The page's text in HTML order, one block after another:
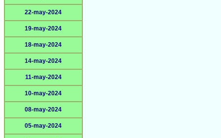
22-may-2024
19-may-2024
18-may-2024
14-may-2024
11-may-2024
10-may-2024
08-may-2024
05-may-2024